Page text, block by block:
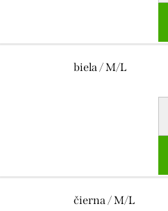
biela / M/L
čierna / M/L